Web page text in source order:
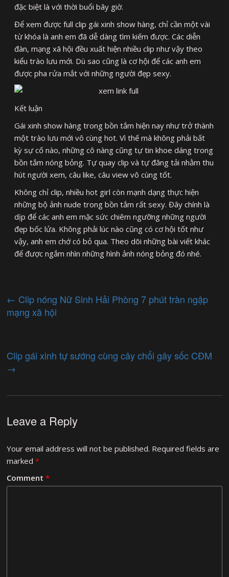
đặc biệt là với thời buổi bây giờ.
Để xem được full clip gái xinh show hàng, chỉ cần một vài
từ khóa là anh em đã dễ dàng tìm kiếm được. Các diễn
đàn, mạng xã hội đều xuất hiện nhiều clip như vậy theo
kiểu trào lưu mới. Dù sao cũng là cơ hội để các anh em
được pha rửa mắt với những người đẹp sexy.
Kết luận
Gái xinh show hàng trong bồn tắm hiện nay như trở thành
một trào lưu mới vô cùng hot. Vì thế mà không phải bất
kỳ sự cố nào, những cô nàng cũng tự tin khoe dáng trong
bồn tắm nóng bỏng. Tự quay clip và tự đăng tải nhằm thu
hút người xem, câu like, câu view vô cùng tốt.
Không chỉ clip, nhiều hot girl còn mạnh dạng thực hiện
những bộ ảnh nude trong bồn tắm rất sexy. Đây chính là
dịp để các anh em mặc sức chiêm ngưỡng những người
đẹp bốc lửa. Không phải lúc nào cũng có cơ hội tốt như
vậy, anh em chớ có bỏ qua. Theo dõi những bài viết khác
để được ngắm nhìn những hình ảnh nóng bỏng đó nhé.
← Clip nóng Nữ Sinh Hải Phòng 7 phút tràn ngập
mạng xã hội
Clip gái xinh tự sướng cùng cây chổi gây sốc CĐM
→
Leave a Reply
Your email address will not be published. Required fields are
marked*
Comment*